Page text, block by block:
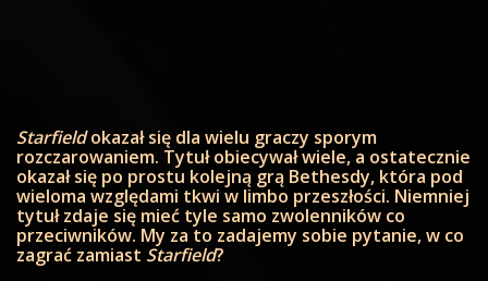
Starfieldokazał się dla wielu graczy sporym
rozczarowaniem. Tytuł obiecywał wiele, a ostatecznie
okazał się po prostu kolejną grą Bethesdy, która pod
wieloma względami tkwi w limbo przeszłości. Niemniej
tytuł zdaje się mieć tyle samo zwolenników co
przeciwników. My za to zadajemy sobie pytanie, w co
zagrać zamiast Starfield?